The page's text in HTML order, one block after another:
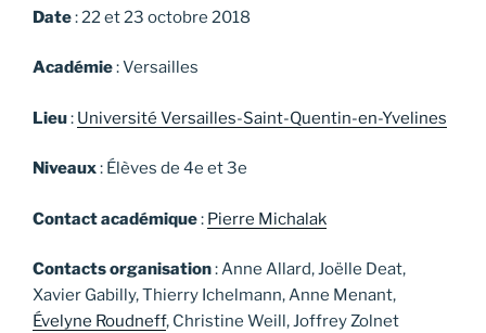
Date: 22 et 23 octobre 2018
Académie: Versailles
Lieu: Université Versailles-Saint-Quentin-en-Yvelines
Niveaux: Élèves de 4e et 3e
Contact académique: Pierre Michalak
Contacts organisation: Anne Allard, Joëlle Deat,
Xavier Gabilly, Thierry Ichelmann, Anne Menant,
Évelyne Roudneff, Christine Weill, Joffrey Zolnet